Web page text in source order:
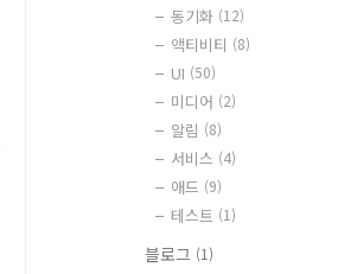
동기화 (12)
액티비티 (8)
UI (50)
미디어 (2)
알림 (8)
서비스 (4)
애드 (9)
테스트 (1)
블로그 (1)